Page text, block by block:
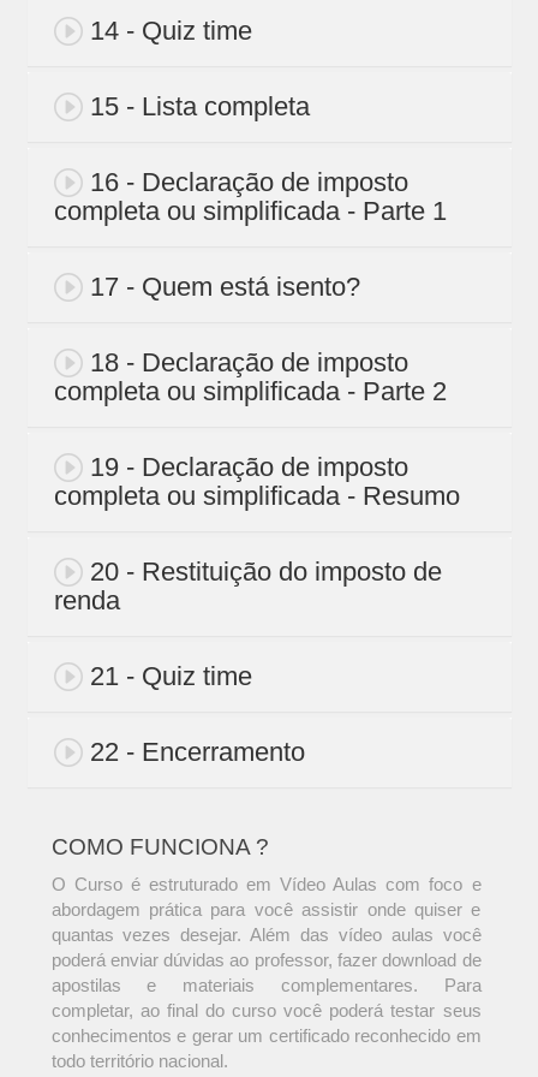
14 - Quiz time
15 - Lista completa
16 - Declaração de imposto
completa ou simplificada - Parte 1
17 - Quem está isento?
18 - Declaração de imposto
completa ou simplificada - Parte 2
19 - Declaração de imposto
completa ou simplificada - Resumo
20 - Restituição do imposto de
renda
21 - Quiz time
22 - Encerramento
COMO FUNCIONA ?
O Curso é estruturado em Vídeo Aulas com foco e
abordagem prática para você assistir onde quiser e
quantas vezes desejar. Além das vídeo aulas você
poderá enviar dúvidas ao professor, fazer download de
apostilas e materiais complementares. Para
completar, ao final do curso você poderá testar seus
conhecimentos e gerar um certificado reconhecido em
todo território nacional.